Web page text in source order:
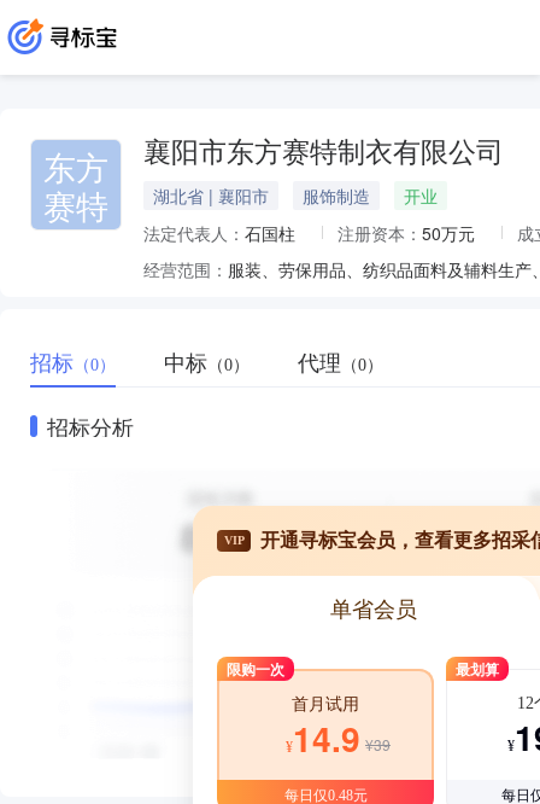
东方
赛特
襄阳市东方赛特制衣有限公司
湖北省 | 襄阳市 服饰制造
开业
法定代表人： 石国柱 注册资本： 50万元
成
经营范围： 服装、劳保用品、纺织品面料及辅料生
招标 （0） 中标 （0） 代理 （0）
招标分析
VIP 开通寻标宝会员，查看更多招采
单省会员
限购一次
首月试用
¥14.9 ¥39
每日仅0.48元
最划算
12
¥
每日